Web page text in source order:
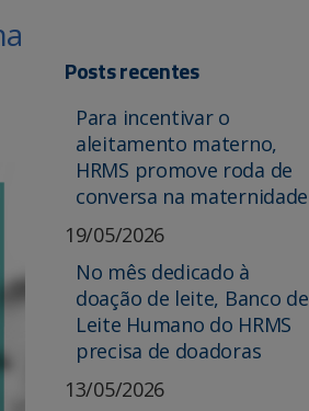
Posts recentes
Para incentivar o
aleitamento materno,
HRMS promove roda de
conversa na maternidade
19/05/2026
No mês dedicado à
doação de leite, Banco de
Leite Humano do HRMS
precisa de doadoras
13/05/2026